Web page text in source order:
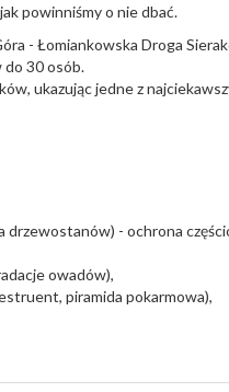
powinniśmy o nie dbać.
- Łomiankowska Droga
do 30 osób.
ukazując jedne z
drzewostanów) - ochrona
owadów),
piramida pokarmowa),